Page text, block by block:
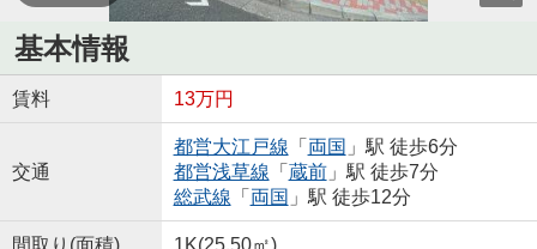
基本情報
賃料 13万円
交通
都営大江戸線 「 両国 」駅 徒歩6分
都営浅草線 「 蔵前」駅 徒歩7分
総武線 「 両国 」駅 徒歩12分